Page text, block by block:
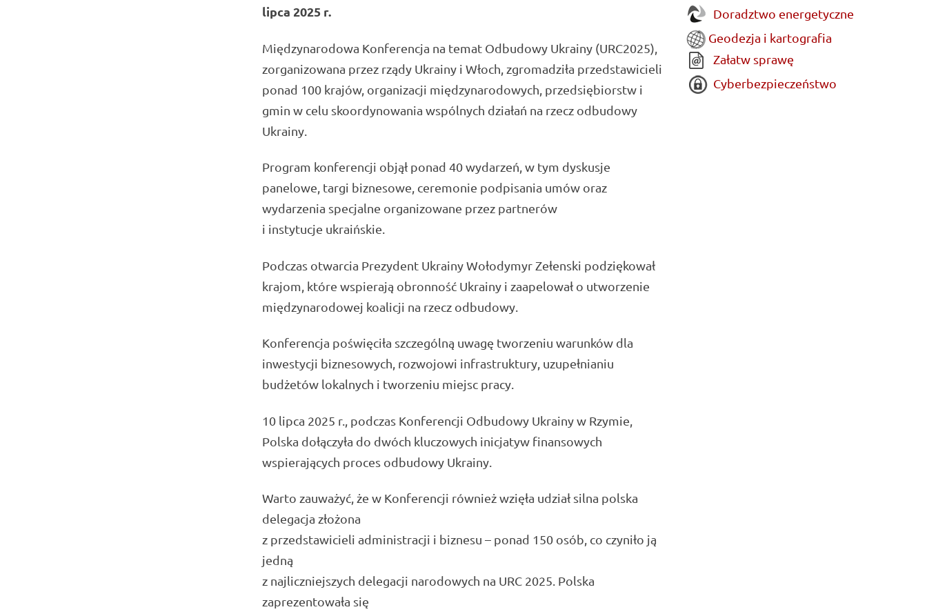
lipca 2025 r.
Międzynarodowa Konferencja na temat Odbudowy Ukrainy (URC2025),
zorganizowana przez rządy Ukrainy i Włoch, zgromadziła przedstawicieli
ponad 100 krajów, organizacji międzynarodowych, przedsiębiorstw i
gmin w celu skoordynowania wspólnych działań na rzecz odbudowy
Ukrainy.
Program konferencji objął ponad 40 wydarzeń, w tym dyskusje
panelowe, targi biznesowe, ceremonie podpisania umów oraz
wydarzenia specjalne organizowane przez partnerów
i instytucje ukraińskie.
Podczas otwarcia Prezydent Ukrainy Wołodymyr Zełenski podziękował
krajom, które wspierają obronność Ukrainy i zaapelował o utworzenie
międzynarodowej koalicji na rzecz odbudowy.
Konferencja poświęciła szczególną uwagę tworzeniu warunków dla
inwestycji biznesowych, rozwojowi infrastruktury, uzupełnianiu
budżetów lokalnych i tworzeniu miejsc pracy.
10 lipca 2025 r., podczas Konferencji Odbudowy Ukrainy w Rzymie,
Polska dołączyła do dwóch kluczowych inicjatyw finansowych
wspierających proces odbudowy Ukrainy.
Warto zauważyć, że w Konferencji również wzięła udział silna polska
delegacja złożona
z przedstawicieli administracji i biznesu – ponad 150 osób, co czyniło ją
jedną
z najliczniejszych delegacji narodowych na URC 2025. Polska
zaprezentowała się
Doradztwo energetyczne
Geodezja i kartografia
Załatw sprawę
Cyberbezpieczeństwo